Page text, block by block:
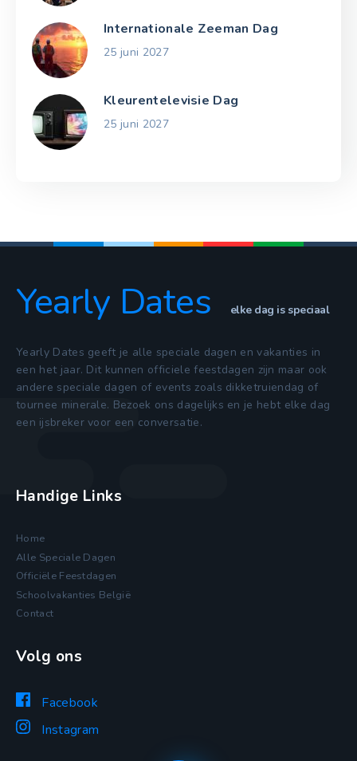
Internationale Zeeman Dag
25 juni 2027
Kleurentelevisie Dag
25 juni 2027
Yearly Dates elke dag is speciaal
Yearly Dates geeft je alle speciale dagen en vakanties in
een het jaar. Dit kunnen officiele feestdagen zijn maar ook
andere speciale dagen of events zoals dikketruiendag of
tournee minerale. Bezoek ons dagelijks en je hebt elke dag
een ijsbreker voor een conversatie.
Handige Links
Home
Alle Speciale Dagen
Officiële Feestdagen
Schoolvakanties België
Contact
Volg ons
Facebook
Instagram